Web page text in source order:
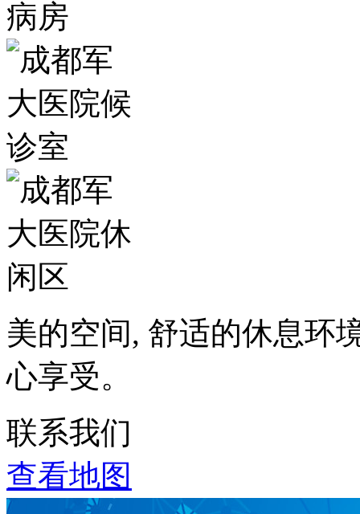
美的空间, 舒适的休息环
心享受。
联系我们
查看地图